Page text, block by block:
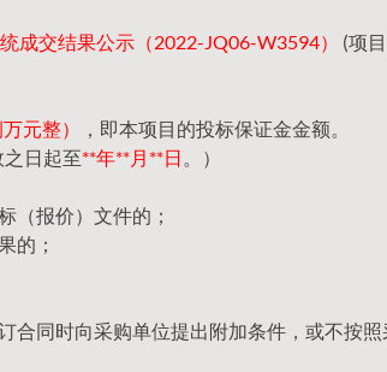
成交结果公示（2022-JQ06-W3594）
(项
元整）
，即本项目的投标保证金金额。
日起至**年**月**日 。）
（报价）文件的；
的；
合同时向采购单位提出附加条件，或不按